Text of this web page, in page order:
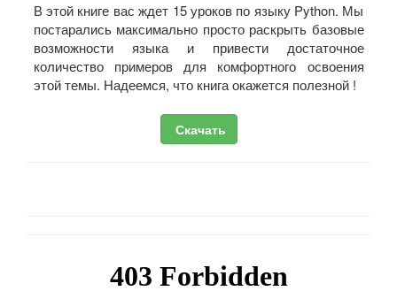
В этой книге вас ждет 15 уроков по языку Python. Мы
постарались максимально просто раскрыть базовые
возможности языка и привести достаточное
количество примеров для комфортного освоения
этой темы. Надеемся, что книга окажется полезной !
Скачать